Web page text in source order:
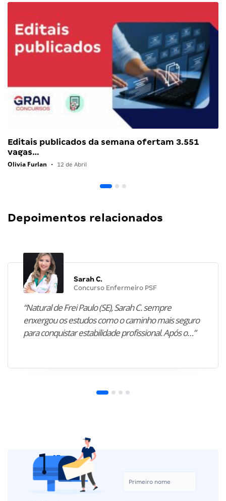
Editais publicados da semana ofertam 3.551
vagas…
Olivia Furlan • 12 de Abril
Depoimentos relacionados
Sarah C.
Concurso Enfermeiro PSF
“Natural de Frei Paulo (SE), Sarah C. sempre
enxergou os estudos como o caminho mais seguro
para conquistar estabilidade profissional. Após o…”